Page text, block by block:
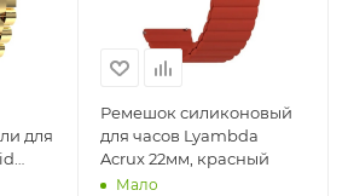
для
Ремешок силиконовый
для часов Lyambda
Acrux 22мм, красный
Мало